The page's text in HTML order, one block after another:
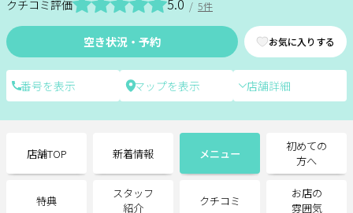
ヘア・メイク ネイル・まつげ エステ
スクール・
トレーニング
サポート
空き状況・予約 お気に入りする
クチコミ評価 5.0 / 5件
店舗詳細
店舗TOP 新着情報 メニュー
初めての
方へ
特典
スタッフ
紹介
クチコミ
お店の
雰囲気